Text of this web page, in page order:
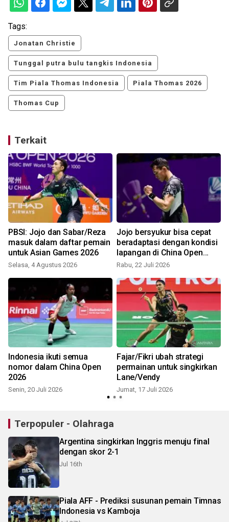
Tags:
Jonatan Christie
Tunggal putra bulu tangkis Indonesia
Tim Piala Thomas Indonesia Piala Thomas 2026
Thomas Cup
Terkait
PBSI: Jojo dan Sabar/Reza
masuk dalam daftar pemain
untuk Asian Games 2026
Selasa, 4 Agustus 2026
Jojo bersyukur bisa cepat
beradaptasi dengan kondisi
lapangan di China Open
2026
Rabu, 22 Juli 2026
Indonesia ikuti semua
nomor dalam China Open
2026
Senin, 20 Juli 2026
Fajar/Fikri ubah strategi
permainan untuk singkirkan
Lane/Vendy
Jumat, 17 Juli 2026
Terpopuler - Olahraga
Argentina singkirkan Inggris menuju final
dengan skor 2-1
Jul 16th
Piala AFF - Prediksi susunan pemain Timnas
Indonesia vs Kamboja